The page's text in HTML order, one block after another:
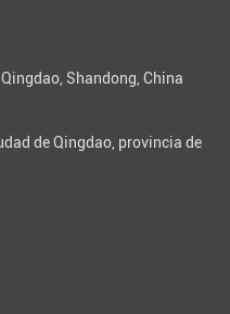
Shandong, China
de Qingdao, provincia de